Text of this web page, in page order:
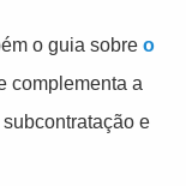
o guia sobre o
complementa a
e